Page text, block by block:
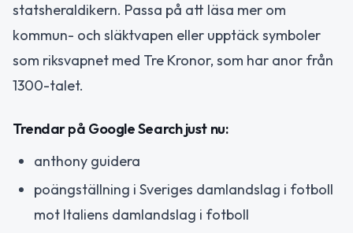
statsheraldikern. Passa på att läsa mer om
kommun- och släktvapen eller upptäck symboler
som riksvapnet med Tre Kronor, som har anor från
1300-talet.
Trendar på Google Search just nu:
anthony guidera
poängställning i Sveriges damlandslag i fotboll
mot Italiens damlandslag i fotboll